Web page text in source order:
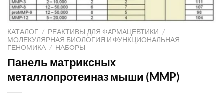
КАТАЛОГ / РЕАКТИВЫ ДЛЯ ФАРМАЦЕВТИКИ /
МОЛЕКУЛЯРНАЯ БИОЛОГИЯ И ФУНКЦИОНАЛЬНАЯ
ГЕНОМИКА / НАБОРЫ
Панель матриксных
металлопротеиназ мыши (MMP)